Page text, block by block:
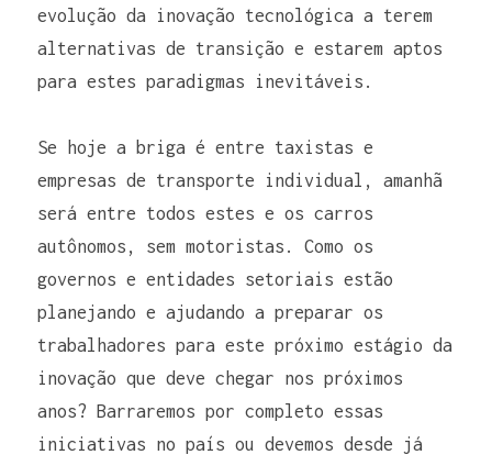
evolução da inovação tecnológica a terem
alternativas de transição e estarem aptos
para estes paradigmas inevitáveis.
Se hoje a briga é entre taxistas e
empresas de transporte individual, amanhã
será entre todos estes e os carros
autônomos, sem motoristas. Como os
governos e entidades setoriais estão
planejando e ajudando a preparar os
trabalhadores para este próximo estágio da
inovação que deve chegar nos próximos
anos? Barraremos por completo essas
iniciativas no país ou devemos desde já